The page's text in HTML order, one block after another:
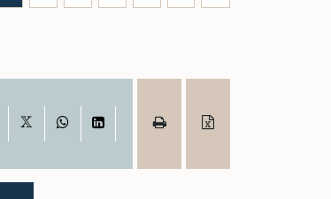
Facebook WhatsAppLinkedIn